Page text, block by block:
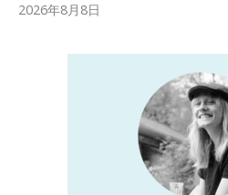
2026年8月8日